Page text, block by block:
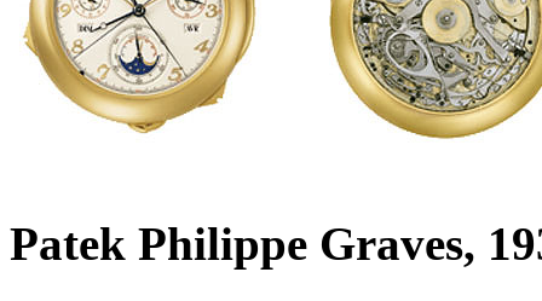
Patek Philippe Graves,